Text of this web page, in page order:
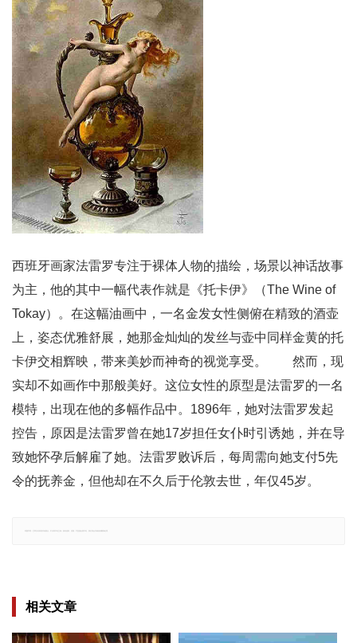
西班牙画家法雷罗专注于裸体人物的描绘，场景以神话故事
为主，他的其中一幅代表作就是《托卡伊》（The Wine of
Tokay）。在这幅油画中，一名金发女性侧俯在精致的酒壶
上，姿态优雅舒展，她那金灿灿的发丝与壶中同样金黄的托
卡伊交相辉映，带来美妙而神奇的视觉享受。 然而，现
实却不如画作中那般美好。这位女性的原型是法雷罗的一名
模特，出现在他的多幅作品中。1896年，她对法雷罗发起
控告，原因是法雷罗曾在她17岁担任女仆时引诱她，并在导
致她怀孕后解雇了她。法雷罗败诉后，每周需向她支付5先
令的抚养金，但他却在不久后于伦敦去世，年仅45岁。
相关文章